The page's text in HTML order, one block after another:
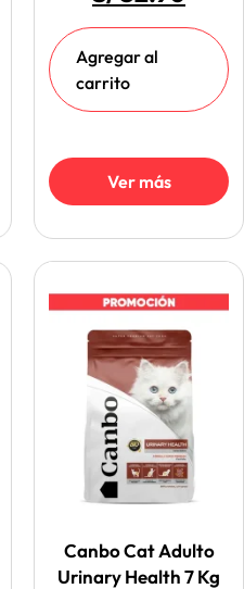
Agregar al
carrito
Ver más
Canbo Cat Adulto
Urinary Health 7 Kg